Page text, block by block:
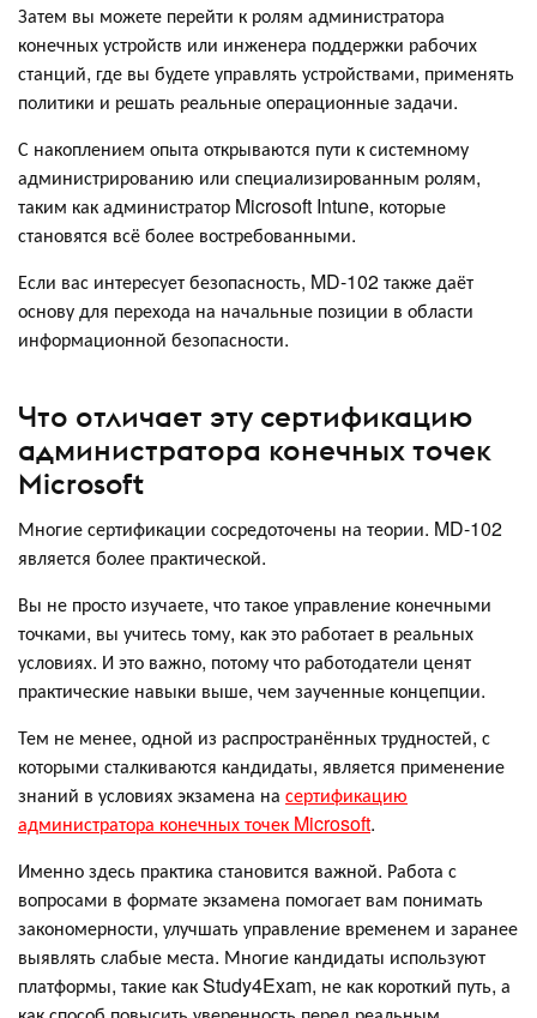
Затем вы можете перейти к ролям администратора
конечных устройств или инженера поддержки рабочих
станций, где вы будете управлять устройствами, применять
политики и решать реальные операционные задачи.
С накоплением опыта открываются пути к системному
администрированию или специализированным ролям,
таким как администратор Microsoft Intune, которые
становятся всё более востребованными.
Если вас интересует безопасность, MD-102 также даёт
основу для перехода на начальные позиции в области
информационной безопасности.
Что отличает эту сертификацию
администратора конечных точек
Microsoft
Многие сертификации сосредоточены на теории. MD-102
является более практической.
Вы не просто изучаете, что такое управление конечными
точками, вы учитесь тому, как это работает в реальных
условиях. И это важно, потому что работодатели ценят
практические навыки выше, чем заученные концепции.
Тем не менее, одной из распространённых трудностей, с
которыми сталкиваются кандидаты, является применение
знаний в условиях экзамена на сертификацию
администратора конечных точек Microsoft.
Именно здесь практика становится важной. Работа с
вопросами в формате экзамена помогает вам понимать
закономерности, улучшать управление временем и заранее
выявлять слабые места. Многие кандидаты используют
платформы, такие как Study4Exam, не как короткий путь, а